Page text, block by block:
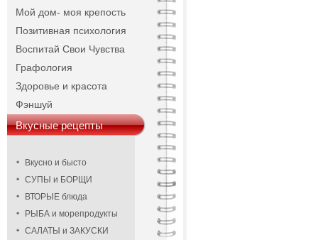
Мой дом- моя крепость
Позитивная психология
Воспитай Свои Чувства
Графология
Здоровье и красота
Фэншуй
Вкусные рецепты
Вкусно и бысто
СУПЫ и БОРЩИ
ВТОРЫЕ блюда
РЫБА и морепродукты
САЛАТЫ и ЗАКУСКИ